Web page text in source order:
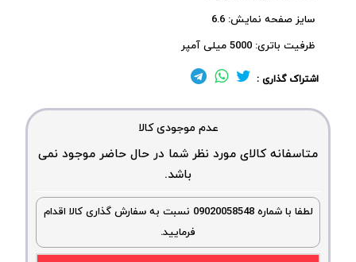
سایز صفحه نمایش: 6.6
ظرفیت باتری: 5000 میلی آمپر
اشتراک گذاری :
عدم موجودی کالا
متاسفانه کالای مورد نظر شما در حال حاضر موجود نمی
باشد.
لطفا با شماره 09020058548 نسبت به سفارش گذاری کالا اقدام
فرمایید.